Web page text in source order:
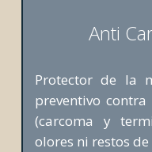
Anti
Protector de la
preventivo
(carcoma y
olores ni restos